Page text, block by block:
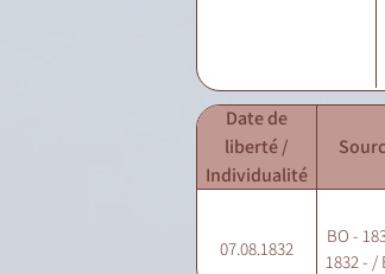
Date de
liberté /
Individualité
07.08.1832
BO -
1832 - /